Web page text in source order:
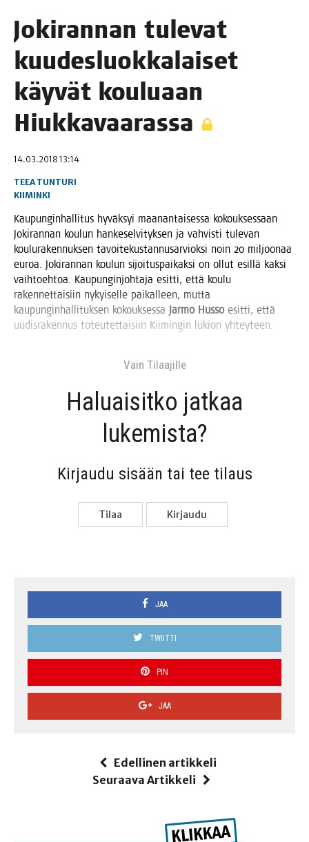
Joki­ran­nan tule­vat
kuu­des­luok­ka­lai­set
käy­vät kou­lu­aan
Hiukkavaarassa
14.03.2018 13:14
TEEA TUNTURI
KIIMINKI
Kau­pun­gin­hal­li­tus hyväk­syi maa­nan­tai­ses­sa kokouk­ses­saan
Joki­ran­nan kou­lun han­ke­sel­vi­tyk­sen ja vah­vis­ti tule­van
kou­lu­ra­ken­nuk­sen tavoi­te­kus­tan­nusar­viok­si noin 20 mil­joo­naa
euroa. Joki­ran­nan kou­lun sijoi­tus­pai­kak­si on ollut esil­lä kak­si
vaih­toeh­toa. Kau­pun­gin­joh­ta­ja esit­ti, että kou­lu
raken­net­tai­siin nykyi­sel­le pai­kal­leen, mut­ta
kau­pun­gin­hal­li­tuk­sen kokouk­ses­sa Jar­mo Hus­so esit­ti, että
uudis­ra­ken­nus toteu­tet­tai­siin Kii­min­gin lukion yhteyteen.
Vain Tilaa­jil­le
Haluai­sit­ko jat­kaa
lukemista?
Kir­jau­du sisään tai tee tilaus
Tilaa Kir­jau­du
JAA
TWIITTI
PIN
JAA
Edellinen artikkeli
Seuraava Artikkeli